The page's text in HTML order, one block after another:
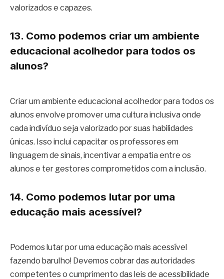
valorizados e capazes.
13. Como podemos criar um ambiente
educacional acolhedor para todos os
alunos?
Criar um ambiente educacional acolhedor para todos os
alunos envolve promover uma cultura inclusiva onde
cada indivíduo seja valorizado por suas habilidades
únicas. Isso inclui capacitar os professores em
linguagem de sinais, incentivar a empatia entre os
alunos e ter gestores comprometidos com a inclusão.
14. Como podemos lutar por uma
educação mais acessível?
Podemos lutar por uma educação mais acessível
fazendo barulho! Devemos cobrar das autoridades
competentes o cumprimento das leis de acessibilidade